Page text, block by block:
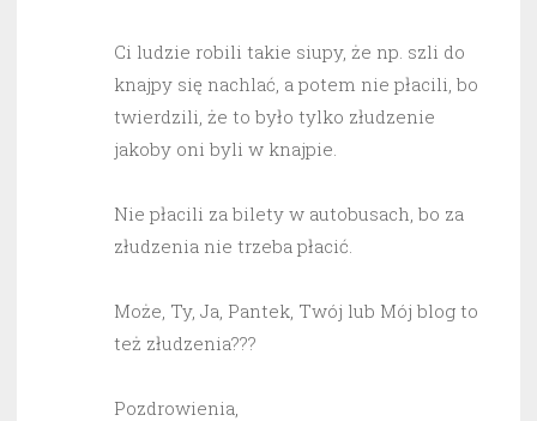
Ci ludzie robili takie siupy, że np. szli do
knajpy się nachlać, a potem nie płacili, bo
twierdzili, że to było tylko złudzenie
jakoby oni byli w knajpie.
Nie płacili za bilety w autobusach, bo za
złudzenia nie trzeba płacić.
Może, Ty, Ja, Pantek, Twój lub Mój blog to
też złudzenia???
Pozdrowienia,